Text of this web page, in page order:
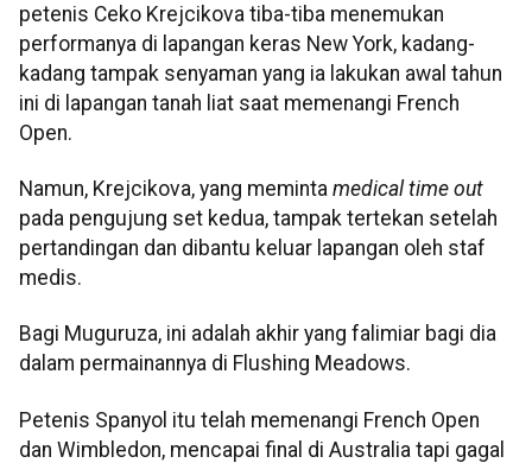
petenis Ceko Krejcikova tiba-tiba menemukan
performanya di lapangan keras New York, kadang-
kadang tampak senyaman yang ia lakukan awal tahun
ini di lapangan tanah liat saat memenangi French
Open.
Namun, Krejcikova, yang meminta medical time out
pada pengujung set kedua, tampak tertekan setelah
pertandingan dan dibantu keluar lapangan oleh staf
medis.
Bagi Muguruza, ini adalah akhir yang falimiar bagi dia
dalam permainannya di Flushing Meadows.
Petenis Spanyol itu telah memenangi French Open
dan Wimbledon, mencapai final di Australia tapi gagal